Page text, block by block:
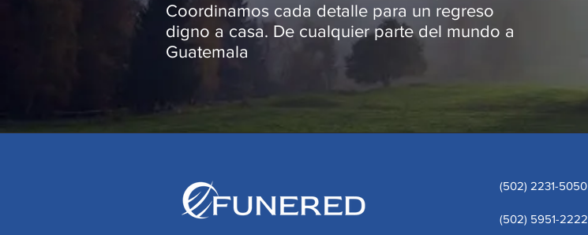
Coordinamos cada detalle para un regreso
digno a casa. De cualquier parte del mundo a
Guatemala
(502) 2231-5050
(502) 5951-2222